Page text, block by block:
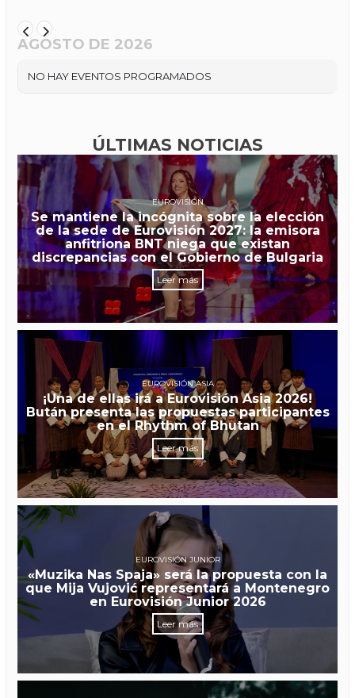
AGOSTO DE 2026
NO HAY EVENTOS PROGRAMADOS
ÚLTIMAS NOTICIAS
EUROVISIÓN
Se mantiene la incógnita sobre la elección
de la sede de Eurovisión 2027: la emisora
anfitriona BNT niega que existan
discrepancias con el Gobierno de Bulgaria
Leer más
EUROVISIÓN ASIA
¡Una de ellas irá a Eurovisión Asia 2026!
Bután presenta las propuestas participantes
en el Rhythm of Bhutan
Leer más
EUROVISIÓN JUNIOR
«Muzika Nas Spaja» será la propuesta con la
que Mija Vujović representará a Montenegro
en Eurovisión Junior 2026
Leer más